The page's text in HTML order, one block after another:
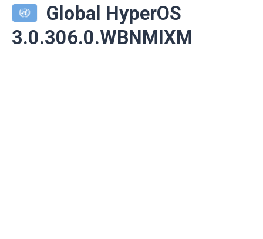
Global HyperOS
3.0.306.0.WBNMIXM